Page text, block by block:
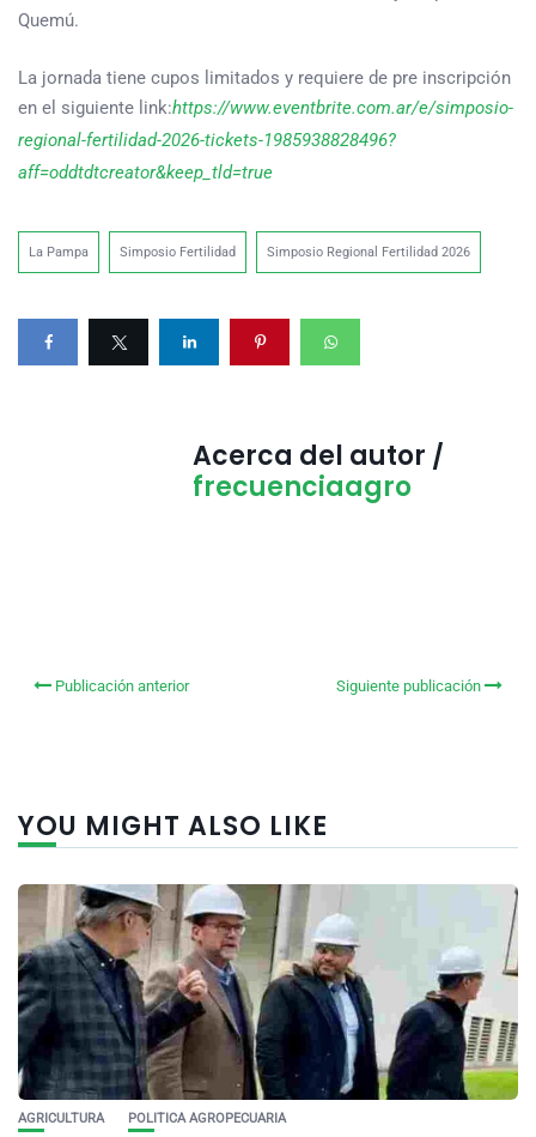
Quemú.
La jornada tiene cupos limitados y requiere de pre inscripción
en el siguiente link:https://www.eventbrite.com.ar/e/simposio-
regional-fertilidad-2026-tickets-1985938828496?
aff=oddtdtcreator&keep_tld=true
La Pampa Simposio Fertilidad Simposio Regional Fertilidad 2026
Acerca del autor /
frecuenciaagro
Publicación anterior Siguiente publicación
YOU MIGHT ALSO LIKE
AGRICULTURA POLITICA AGROPECUARIA